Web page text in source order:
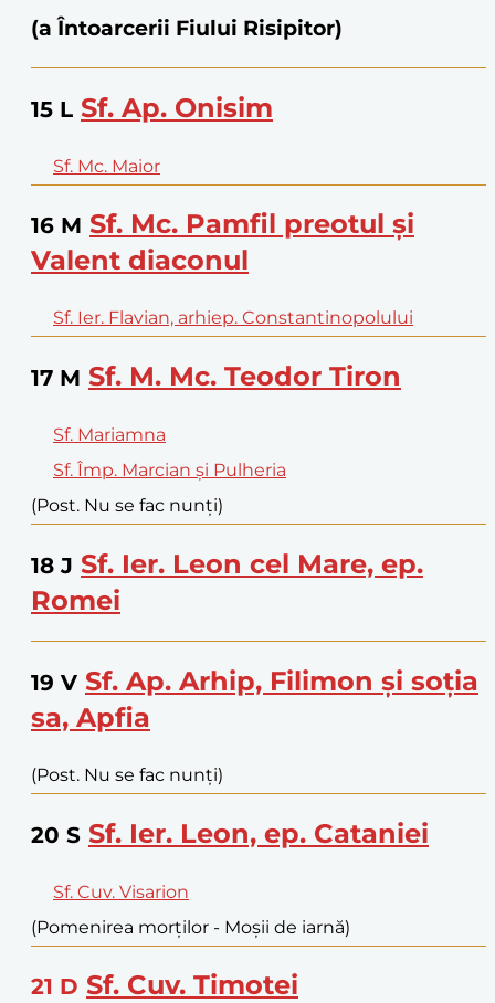
(a Întoarcerii Fiului Risipitor)
15 L Sf. Ap. Onisim
Sf. Mc. Maior
16 M Sf. Mc. Pamfil preotul și
Valent diaconul
Sf. Ier. Flavian, arhiep. Constantinopolului
17 M Sf. M. Mc. Teodor Tiron
Sf. Mariamna
Sf. Împ. Marcian și Pulheria
(Post. Nu se fac nunți)
18 J Sf. Ier. Leon cel Mare, ep.
Romei
19 V Sf. Ap. Arhip, Filimon și soția
sa, Apfia
(Post. Nu se fac nunți)
20 S Sf. Ier. Leon, ep. Cataniei
Sf. Cuv. Visarion
(Pomenirea morților - Moșii de iarnă)
21 D Sf. Cuv. Timotei